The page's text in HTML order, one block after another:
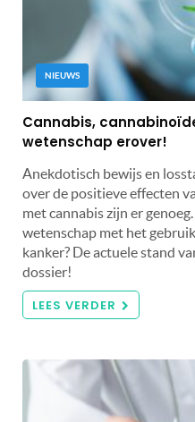
NIEUWS
Cannabis,
wetenschap erover!
Anekdotisch bewijs en
over de positieve effecten
met cannabis zijn er
wetenschap met het
kanker? De actuele stand
dossier!
LEES VERDER